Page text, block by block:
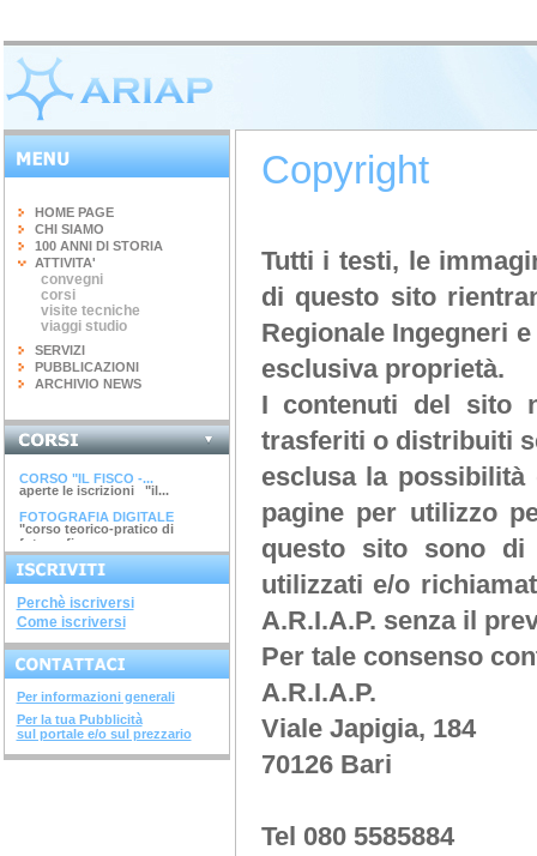
HOME PAGE
CHI SIAMO
100 ANNI DI STORIA
ATTIVITA'
convegni
corsi
visite tecniche
viaggi studio
SERVIZI
PUBBLICAZIONI
ARCHIVIO NEWS
INGEGNERIA DEL...
terminato il corso di 20 ore...
CORSO "IL FISCO -...
aperte le iscrizioni "il...
FOTOGRAFIA DIGITALE
"corso teorico-pratico di
fotografia...
ARGINI, SPONDE E...
corso di 4 ore argini, spinde
e...
DIAGNOSTICA...
avviato il corso di 28 ore...
SISTEMI COSTRUTTIVI...
terminato il corso di 32 ore...
NUOVI DECRETI SU...
terminato il...
METODOLOGIE...
terminato il corso di 28...
SOVRASTRUTTURE...
terminato il corso di 12 ore...
Perchè iscriversi
Come iscriversi
Per informazioni generali
Per la tua Pubblicità
sul portale e/o sul prezzario
Copyright
Tutti i testi, le
di questo sito
Regionale Ingegneri
esclusiva proprietà.
I contenuti del sito
trasferiti o distribuiti
esclusa la
pagine per utilizzo
questo sito sono
utilizzati e/o
A.R.I.A.P. senza il
Per tale consenso
A.R.I.A.P.
Viale Japigia, 184
70126 Bari
Tel 080 5585884